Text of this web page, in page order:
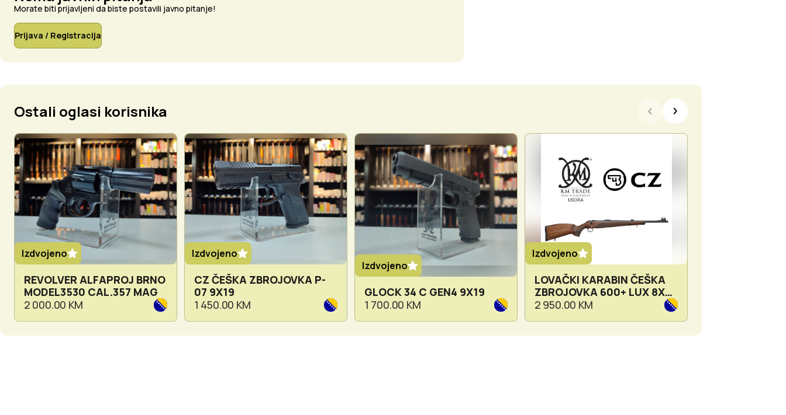
Morate biti prijavljeni da biste postavili javno pitanje!
Prijava / Registracija
Ostali oglasi korisnika
Izdvojeno
REVOLVER ALFAPROJ BRNO
MODEL3530 CAL.357 MAG
2 000.00 KM
Izdvojeno
CZ ČEŠKA ZBROJOVKA P-
07 9X19
1 450.00 KM
Izdvojeno
GLOCK 34 C GEN4 9X19
1 700.00 KM
Izdvojeno
LOVAČKI KARABIN ČEŠKA
ZBROJOVKA 600+ LUX 8X57
JS
2 950.00 KM